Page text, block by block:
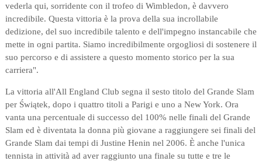
vederla qui, sorridente con il trofeo di Wimbledon, è davvero
incredibile. Questa vittoria è la prova della sua incrollabile
dedizione, del suo incredibile talento e dell'impegno instancabile che
mette in ogni partita. Siamo incredibilmente orgogliosi di sostenere il
suo percorso e di assistere a questo momento storico per la sua
carriera".
La vittoria all'All England Club segna il sesto titolo del Grande Slam
per Świątek, dopo i quattro titoli a Parigi e uno a New York. Ora
vanta una percentuale di successo del 100% nelle finali del Grande
Slam ed è diventata la donna più giovane a raggiungere sei finali del
Grande Slam dai tempi di Justine Henin nel 2006. È anche l'unica
tennista in attività ad aver raggiunto una finale su tutte e tre le